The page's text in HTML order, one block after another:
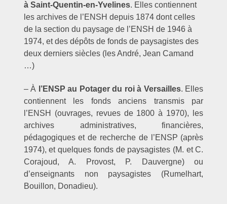
à Saint-Quentin-en-Yvelines. Elles contiennent
les archives de l’ENSH depuis 1874 dont celles
de la section du paysage de l’ENSH de 1946 à
1974, et des dépôts de fonds de paysagistes des
deux derniers siècles (les André, Jean Camand
…)
– À l’ENSP au Potager du roi à Versailles. Elles
contiennent les fonds anciens transmis par
l’ENSH (ouvrages, revues de 1800 à 1970), les
archives administratives, financières,
pédagogiques et de recherche de l’ENSP (après
1974), et quelques fonds de paysagistes (M. et C.
Corajoud, A. Provost, P. Dauvergne) ou
d’enseignants non paysagistes (Rumelhart,
Bouillon, Donadieu).